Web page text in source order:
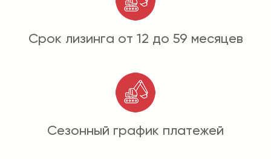
Срок лизинга от 12 до 59 месяцев
Сезонный график платежей